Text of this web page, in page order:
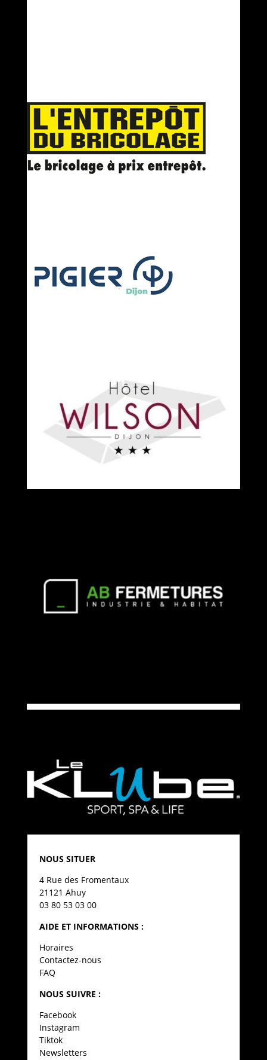
NOUS SITUER
4 Rue des Fromentaux
21121 Ahuy
03 80 53 03 00
AIDE ET INFORMATIONS :
Horaires
Contactez-nous
FAQ
NOUS SUIVRE :
Facebook
Instagram
Tiktok
Newsletters